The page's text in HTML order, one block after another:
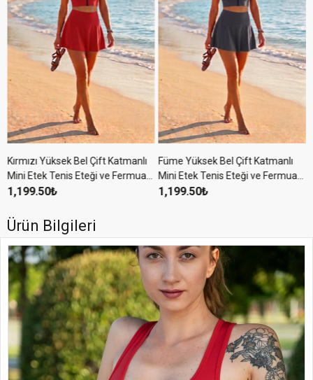
Kırmızı Yüksek Bel Çift Katmanlı
Mini Etek Tenis Eteği ve Fermuarlı
Büstiyer Crop Takım
1,199.50₺
Füme Yüksek Bel Çift Katmanlı
Mini Etek Tenis Eteği ve Fermuarlı
Büstiyer Crop Takım
1,199.50₺
Ürün Bilgileri